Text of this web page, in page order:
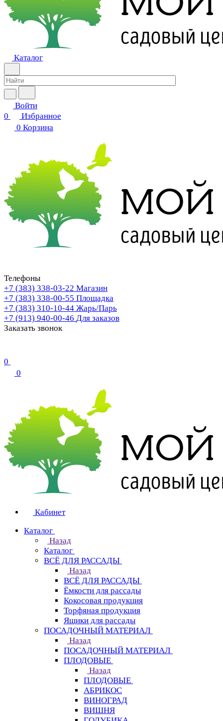
Каталог
Войти
0
Избранное
0 Корзина
Телефоны
+7 (383) 338-03-22 Магазин
+7 (383) 338-00-55 Площадка
+7 (383) 310-10-44 Жарь/Парь
+7 (913) 940-00-46 Для заказов
Заказать звонок
0
0
Кабинет
Каталог
Назад
Каталог
ВСЁ ДЛЯ РАССАДЫ
Назад
ВСЁ ДЛЯ РАССАДЫ
Ёмкости для рассады
Кокосовая продукция
Торфяная продукция
Ящики для рассады
ПОСАДОЧНЫЙ МАТЕРИАЛ
Назад
ПОСАДОЧНЫЙ МАТЕРИАЛ
ПЛОДОВЫЕ
Назад
ПЛОДОВЫЕ
АБРИКОС
ВИНОГРАД
ВИШНЯ